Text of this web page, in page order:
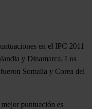
en el IPC 2011
y Dinamarca. Los
Somalia y Corea del
puntuación es